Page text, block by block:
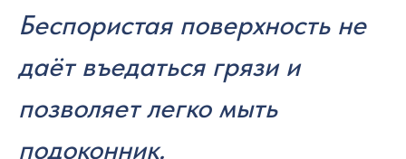
Беспористая поверхность не
даёт въедаться грязи и
позволяет легко мыть
подоконник.